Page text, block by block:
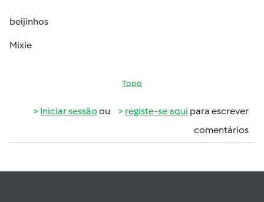
beijinhos
Mixie
Topo
Iniciar sessão ou registe-se aqui para escrever
comentários